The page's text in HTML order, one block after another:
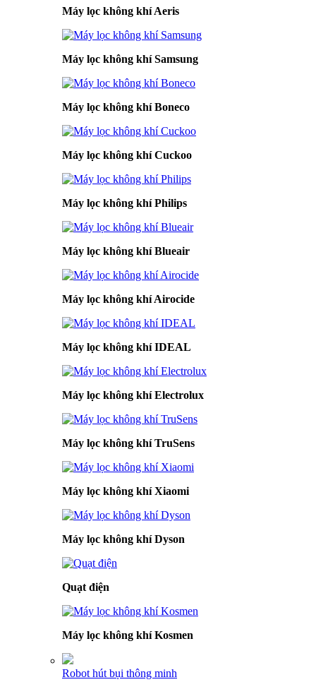
Máy lọc không khí Aeris
Máy lọc không khí Samsung
Máy lọc không khí Boneco
Máy lọc không khí Cuckoo
Máy lọc không khí Philips
Máy lọc không khí Blueair
Máy lọc không khí Airocide
Máy lọc không khí IDEAL
Máy lọc không khí Electrolux
Máy lọc không khí TruSens
Máy lọc không khí Xiaomi
Máy lọc không khí Dyson
Quạt điện
Máy lọc không khí Kosmen
Robot hút bụi thông minh